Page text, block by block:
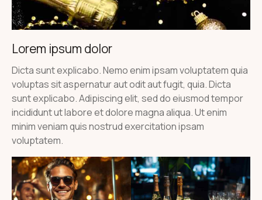
Lorem ipsum dolor
Dicta sunt explicabo. Nemo enim ipsam voluptatem quia
voluptas sit aspernatur aut odit aut fugit, quia. Dicta
sunt explicabo. Adipiscing elit, sed do eiusmod tempor
incididunt ut labore et dolore magna aliqua. Ut enim
minim veniam quis nostrud exercitation ipsam
voluptatem.